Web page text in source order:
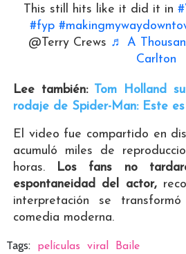
This still hits like it did it in
#fyp
@Terry Crews ♬ A
Carlton
Lee también: Tom Holland
rodaje de Spider-Man: Este
El video fue compartido en
acumuló miles de
horas. Los fans no
espontaneidad del actor,
interpretación se
comedia moderna.
Tags: películas viral Baile